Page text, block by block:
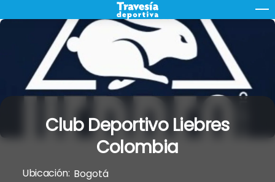
to
Club Deportivo Liebres
Colombia
Ubicación: Bogotá